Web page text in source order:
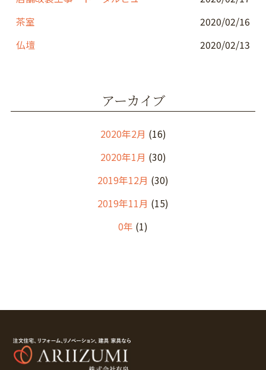
茶室
2020/02/16
仏壇
2020/02/13
アーカイブ
2020年2月 (16)
2020年1月 (30)
2019年12月 (30)
2019年11月 (15)
0年 (1)